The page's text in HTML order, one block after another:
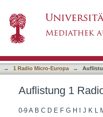
→ 1 Radio Micro-Europa →
Auflistung 1
0-9 A B C D E F G H J K L